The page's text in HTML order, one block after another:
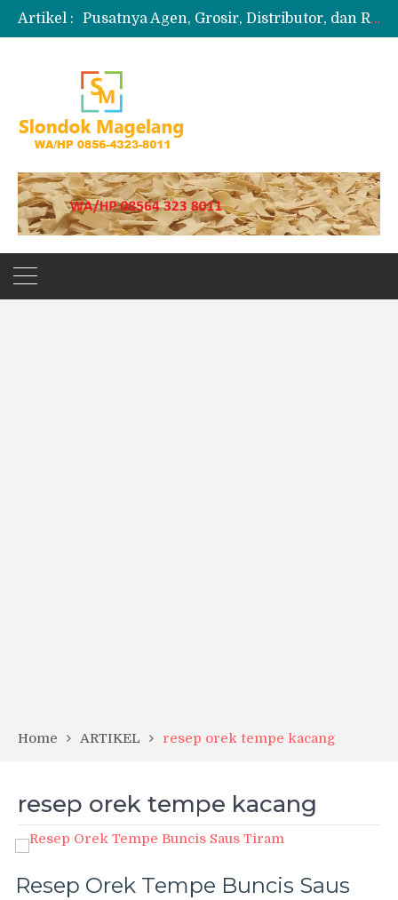
Artikel :
Pusatnya Agen, Grosir, Distributor, dan Reseller Puyur Koin
Produksi Slondok
Jual Puyur Koin Mentah 1 Ball 5 kg
Home ARTIKEL resep orek tempe kacang
resep orek tempe kacang
Resep Orek Tempe Buncis Saus